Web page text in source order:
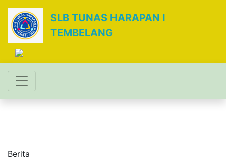
SLB TUNAS HARAPAN I
TEMBELANG
Berita